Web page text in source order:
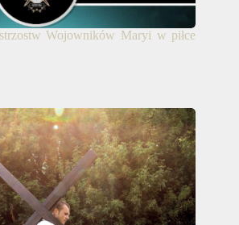
Wojowników Maryi w piłce